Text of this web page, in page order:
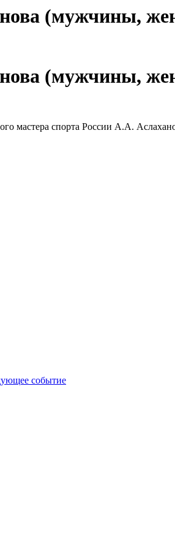
(мужчины,
(мужчины,
мастера спорта России А.А.
событие